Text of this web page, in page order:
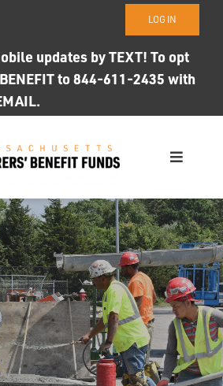
LOG IN
updates by TEXT! To opt
to 844-611-2435 with
Toggle